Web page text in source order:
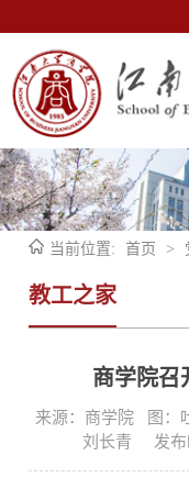
当前位置: 首页 >
教工之家
商学院召
来源：商学院 图：
刘长青 发布